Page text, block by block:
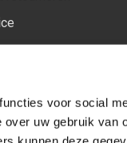
voor social
uw gebruik van